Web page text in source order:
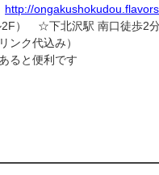
http://
2F） ☆下北沢駅 南口徒歩2
ンク代込み）
ると便利です